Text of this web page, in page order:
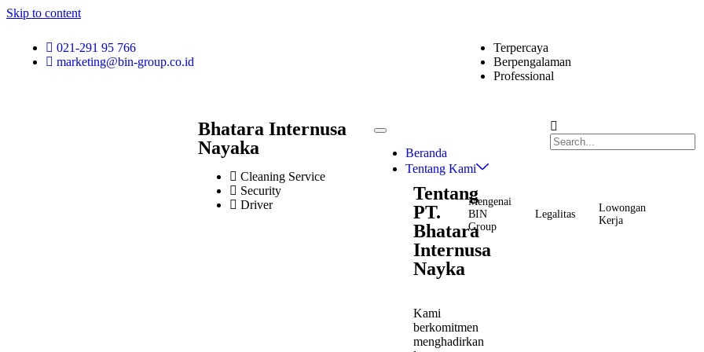
Skip to content
021-291 95 766
marketing@bin-group.co.id
Terpercaya
Berpengalaman
Professional
Bhatara Internusa
Nayaka
Cleaning Service
Security
Driver
Beranda
Tentang Kami
Tentang
PT.
Bhatara
Internusa
Nayka
Kami
berkomitmen
menghadirkan
Mengenai
BIN
Group
Legalitas
Lowongan
Kerja